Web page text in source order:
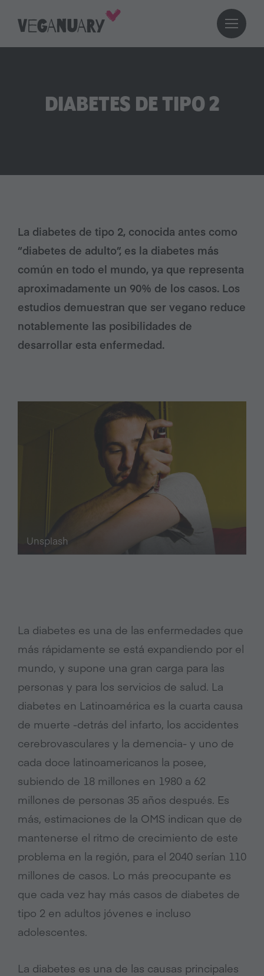
DIABETES DE TIPO 2
La diabetes de tipo 2, conocida antes como
“diabetes de adulto”, es la diabetes más
común en todo el mundo, ya que representa
aproximadamente un 90% de los casos. Los
estudios demuestran que ser vegano reduce
notablemente las posibilidades de
desarrollar esta enfermedad.
Unsplash
La diabetes es una de las enfermedades que
más rápidamente se está expandiendo por el
mundo, y supone una gran carga para las
personas y para los servicios de salud. La
diabetes en Latinoamérica es la cuarta causa
de muerte -detrás del infarto, los accidentes
cerebrovasculares y la demencia- y uno de
cada doce latinoamericanos la posee,
subiendo de 18 millones en 1980 a 62
millones de personas 35 años después. Es
más, estimaciones de la OMS indican que de
mantenerse el ritmo de crecimiento de este
problema en la región, para el 2040 serían 110
millones de casos. Lo más preocupante es
que cada vez hay más casos de diabetes de
tipo 2 en adultos jóvenes e incluso
adolescentes.
La diabetes es una de las causas principales